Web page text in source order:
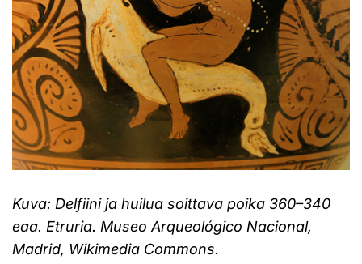
Kuva: Delfiini ja huilua soittava poika 360–340
eaa. Etruria. Museo Arqueológico Nacional,
Madrid, Wikimedia Commons.